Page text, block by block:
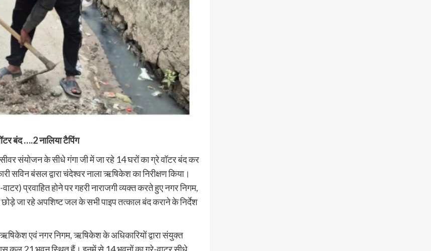
बंद ….2 नालिया टैपिंग
सीवर संयोजन के सीधे गंगा जी में जा रहे 14 घरों का ग्रे वॉटर बंद कर
सविन बंसल द्वारा चंदेश्वर नाला ऋषिकेश का निरीक्षण किया।
प्रवाहित होने पर गहरी नाराजगी व्यक्त करते हुए नगर निगम,
जा रहे अपशिष्ट जल के सभी पाइप तत्काल बंद कराने के निर्देश
ऋषिकेश एवं नगर निगम, ऋषिकेश के अधिकारियों द्वारा संयुक्त